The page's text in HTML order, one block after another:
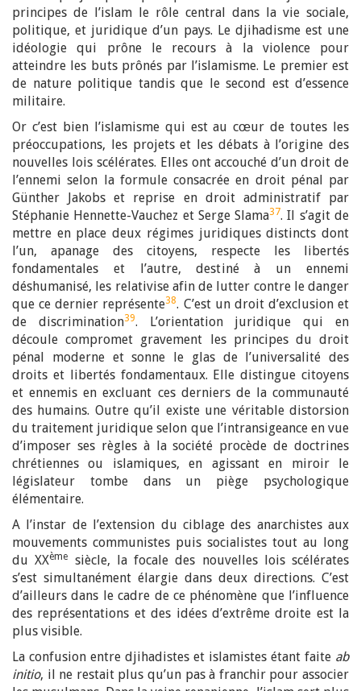
principes de l’islam le rôle central dans la vie sociale,
politique, et juridique d’un pays. Le djihadisme est une
idéologie qui prône le recours à la violence pour
atteindre les buts prônés par l’islamisme. Le premier est
de nature politique tandis que le second est d’essence
militaire.
Or c’est bien l’islamisme qui est au cœur de toutes les
préoccupations, les projets et les débats à l’origine des
nouvelles lois scélérates. Elles ont accouché d’un droit de
l’ennemi selon la formule consacrée en droit pénal par
Günther Jakobs et reprise en droit administratif par
Stéphanie Hennette-Vauchez et Serge Slama37. Il s’agit de
mettre en place deux régimes juridiques distincts dont
l’un, apanage des citoyens, respecte les libertés
fondamentales et l’autre, destiné à un ennemi
déshumanisé, les relativise afin de lutter contre le danger
que ce dernier représente38. C’est un droit d’exclusion et
de discrimination39. L’orientation juridique qui en
découle compromet gravement les principes du droit
pénal moderne et sonne le glas de l’universalité des
droits et libertés fondamentaux. Elle distingue citoyens
et ennemis en excluant ces derniers de la communauté
des humains. Outre qu’il existe une véritable distorsion
du traitement juridique selon que l’intransigeance en vue
d’imposer ses règles à la société procède de doctrines
chrétiennes ou islamiques, en agissant en miroir le
législateur tombe dans un piège psychologique
élémentaire.
A l’instar de l’extension du ciblage des anarchistes aux
mouvements communistes puis socialistes tout au long
du XXème
siècle, la focale des nouvelles lois scélérates
s’est simultanément élargie dans deux directions. C’est
d’ailleurs dans le cadre de ce phénomène que l’influence
des représentations et des idées d’extrême droite est la
plus visible.
La confusion entre djihadistes et islamistes étant faite ab
initio, il ne restait plus qu’un pas à franchir pour associer